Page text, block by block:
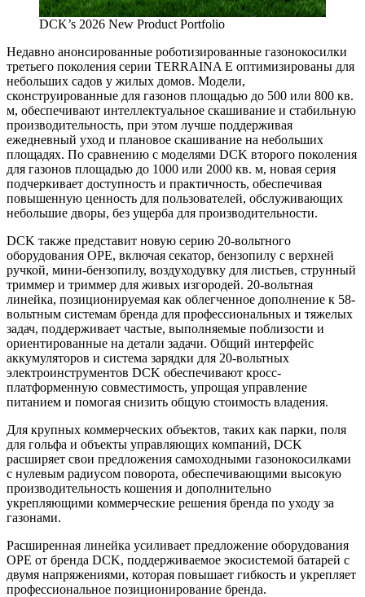
DCK’s 2026 New Product Portfolio
Недавно анонсированные роботизированные газонокосилки
третьего поколения серии TERRAINA E оптимизированы для
небольших садов у жилых домов. Модели,
сконструированные для газонов площадью до 500 или 800 кв.
м, обеспечивают интеллектуальное скашивание и стабильную
производительность, при этом лучше поддерживая
ежедневный уход и плановое скашивание на небольших
площадях. По сравнению с моделями DCK второго поколения
для газонов площадью до 1000 или 2000 кв. м, новая серия
подчеркивает доступность и практичность, обеспечивая
повышенную ценность для пользователей, обслуживающих
небольшие дворы, без ущерба для производительности.
DCK также представит новую серию 20-вольтного
оборудования OPE, включая секатор, бензопилу с верхней
ручкой, мини-бензопилу, воздуходувку для листьев, струнный
триммер и триммер для живых изгородей. 20-вольтная
линейка, позиционируемая как облегченное дополнение к 58-
вольтным системам бренда для профессиональных и тяжелых
задач, поддерживает частые, выполняемые поблизости и
ориентированные на детали задачи. Общий интерфейс
аккумуляторов и система зарядки для 20-вольтных
электроинструментов DCK обеспечивают кросс-
платформенную совместимость, упрощая управление
питанием и помогая снизить общую стоимость владения.
Для крупных коммерческих объектов, таких как парки, поля
для гольфа и объекты управляющих компаний, DCK
расширяет свои предложения самоходными газонокосилками
с нулевым радиусом поворота, обеспечивающими высокую
производительность кошения и дополнительно
укрепляющими коммерческие решения бренда по уходу за
газонами.
Расширенная линейка усиливает предложение оборудования
OPE от бренда DCK, поддерживаемое экосистемой батарей с
двумя напряжениями, которая повышает гибкость и укрепляет
профессиональное позиционирование бренда.